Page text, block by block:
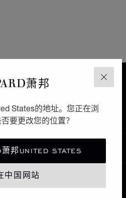
关闭
萧邦
States的地址。您正在浏
要更改您的位置？
邦UNITED STATES
中国网站
有店铺
/地区）